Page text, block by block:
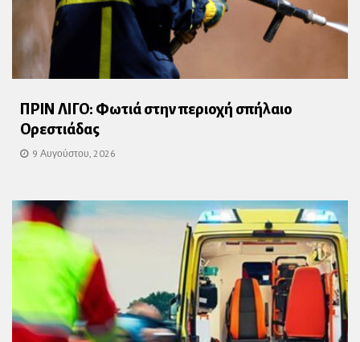
ΠΡΙΝ ΛΙΓΟ: Φωτιά στην περιοχή σπήλαιο
Ορεστιάδας
9 Αυγούστου, 2026